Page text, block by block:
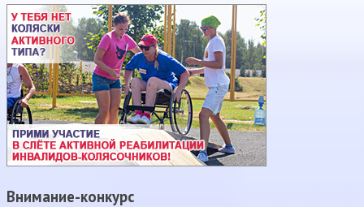
Внимание-конкурс